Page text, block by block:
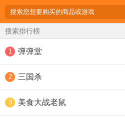
搜索排行榜
1 弹弹堂
2 三国杀
3 美食大战老鼠